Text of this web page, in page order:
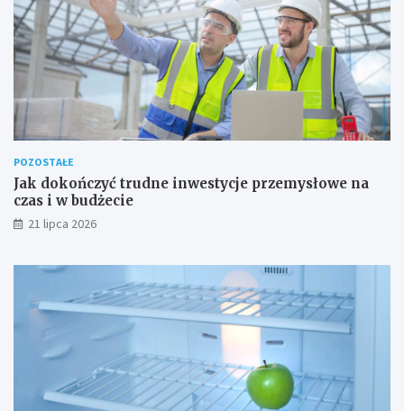
POZOSTAŁE
Jak dokończyć trudne inwestycje przemysłowe na
czas i w budżecie
21 lipca 2026